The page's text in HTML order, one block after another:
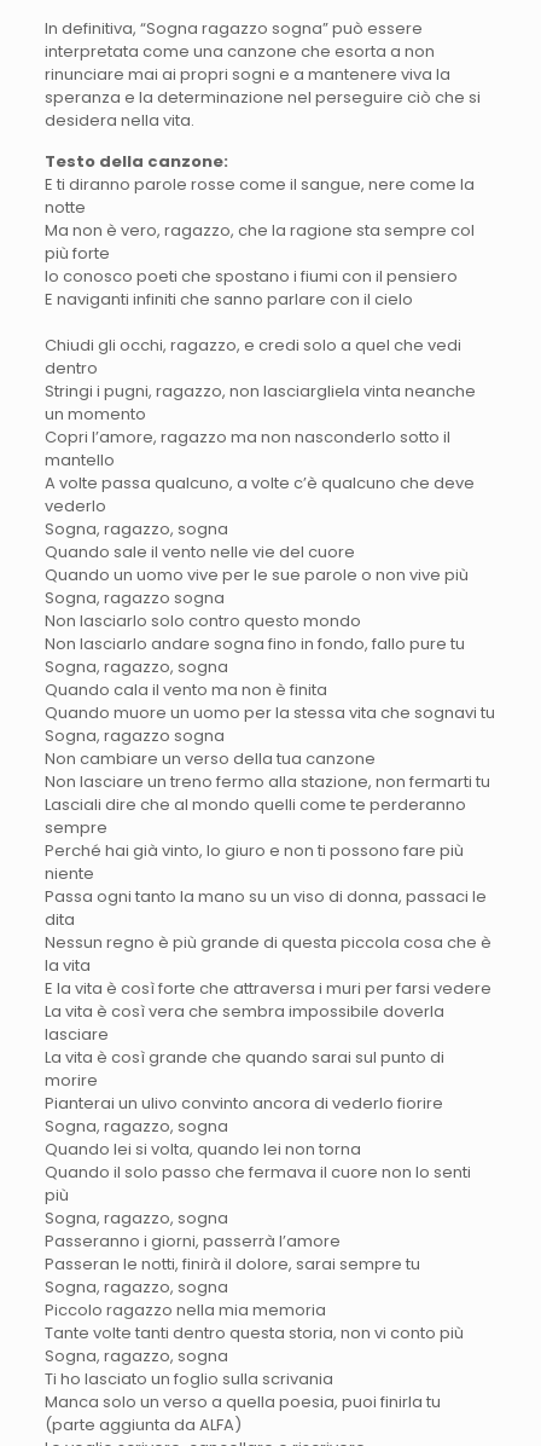
In definitiva, “Sogna ragazzo sogna” può essere
interpretata come una canzone che esorta a non
rinunciare mai ai propri sogni e a mantenere viva la
speranza e la determinazione nel perseguire ciò che si
desidera nella vita.
Testo della canzone:
E ti diranno parole rosse come il sangue, nere come la
notte
Ma non è vero, ragazzo, che la ragione sta sempre col
più forte
Io conosco poeti che spostano i fiumi con il pensiero
E naviganti infiniti che sanno parlare con il cielo
Chiudi gli occhi, ragazzo, e credi solo a quel che vedi
dentro
Stringi i pugni, ragazzo, non lasciargliela vinta neanche
un momento
Copri l’amore, ragazzo ma non nasconderlo sotto il
mantello
A volte passa qualcuno, a volte c’è qualcuno che deve
vederlo
Sogna, ragazzo, sogna
Quando sale il vento nelle vie del cuore
Quando un uomo vive per le sue parole o non vive più
Sogna, ragazzo sogna
Non lasciarlo solo contro questo mondo
Non lasciarlo andare sogna fino in fondo, fallo pure tu
Sogna, ragazzo, sogna
Quando cala il vento ma non è finita
Quando muore un uomo per la stessa vita che sognavi tu
Sogna, ragazzo sogna
Non cambiare un verso della tua canzone
Non lasciare un treno fermo alla stazione, non fermarti tu
Lasciali dire che al mondo quelli come te perderanno
sempre
Perché hai già vinto, lo giuro e non ti possono fare più
niente
Passa ogni tanto la mano su un viso di donna, passaci le
dita
Nessun regno è più grande di questa piccola cosa che è
la vita
E la vita è così forte che attraversa i muri per farsi vedere
La vita è così vera che sembra impossibile doverla
lasciare
La vita è così grande che quando sarai sul punto di
morire
Pianterai un ulivo convinto ancora di vederlo fiorire
Sogna, ragazzo, sogna
Quando lei si volta, quando lei non torna
Quando il solo passo che fermava il cuore non lo senti
più
Sogna, ragazzo, sogna
Passeranno i giorni, passerrà l’amore
Passeran le notti, finirà il dolore, sarai sempre tu
Sogna, ragazzo, sogna
Piccolo ragazzo nella mia memoria
Tante volte tanti dentro questa storia, non vi conto più
Sogna, ragazzo, sogna
Ti ho lasciato un foglio sulla scrivania
Manca solo un verso a quella poesia, puoi finirla tu
(parte aggiunta da ALFA)